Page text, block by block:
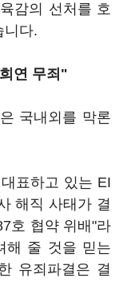
감의 선처를 호
니다.
연 무죄"
국내외를 막론
표하고 있는 EI
해직 사태가 결
호 협약 위배"라
해 줄 것을 믿는
유죄파결은 결